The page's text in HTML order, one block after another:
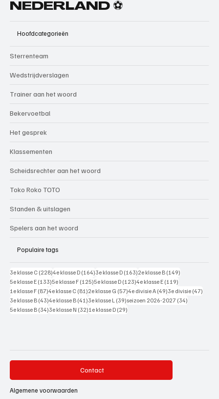
NEDERLAND ⚽
Hoofdcategorieën
Sterrenteam
Wedstrijdverslagen
Trainer aan het woord
Bekervoetbal
Het gesprek
Klassementen
Scheidsrechter aan het woord
Toko Roko TOTO
Standen & uitslagen
Spelers aan het woord
Populaire tags
3e klasse C (228)228 posts
4e klasse D (164)164 posts
3e klasse D (163)163 posts
2e klasse B (149)
5e klasse E (133)133 posts
5e klasse F (125)125 posts
5e klasse D (123)123 posts
4e klasse E (119)
1e klasse F (87)87 posts
4e klasse C (81)81 posts
2e klasse G (57)57 posts
4e divisie A (49)49 posts
3e divisie (47)
3e klasse B (43)43 posts
4e klasse B (41)41 posts
3e klasse L (39)39 posts
seizoen 2026-2027 (34)
5e klasse B (34)34 posts
3e klasse N (32)32 posts
1e klasse D (29)
Contact
Algemene voorwaarden